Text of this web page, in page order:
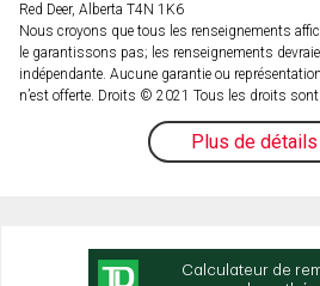
Red Deer, Alberta T4N 1K6
Nous croyons que tous les renseignements
le garantissons pas; les renseignements
indépendante. Aucune garantie ou
n’est offerte. Droits © 2021 Tous les droits sont
Plus de détails